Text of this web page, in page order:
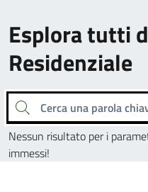
Esplora tutti
Residenziale
Cerca una parola chiave
Nessun risultato per i
immessi!